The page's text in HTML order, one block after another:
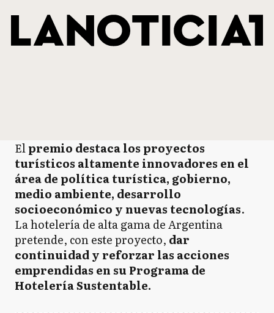
Elpremio destaca los proyectos
turísticos altamente innovadores en el
área de política turística, gobierno,
medio ambiente, desarrollo
socioeconómico y nuevas tecnologías.
La hotelería de alta gama de Argentina
pretende, con este proyecto, dar
continuidad y reforzar las acciones
emprendidas en su Programa de
Hotelería Sustentable.